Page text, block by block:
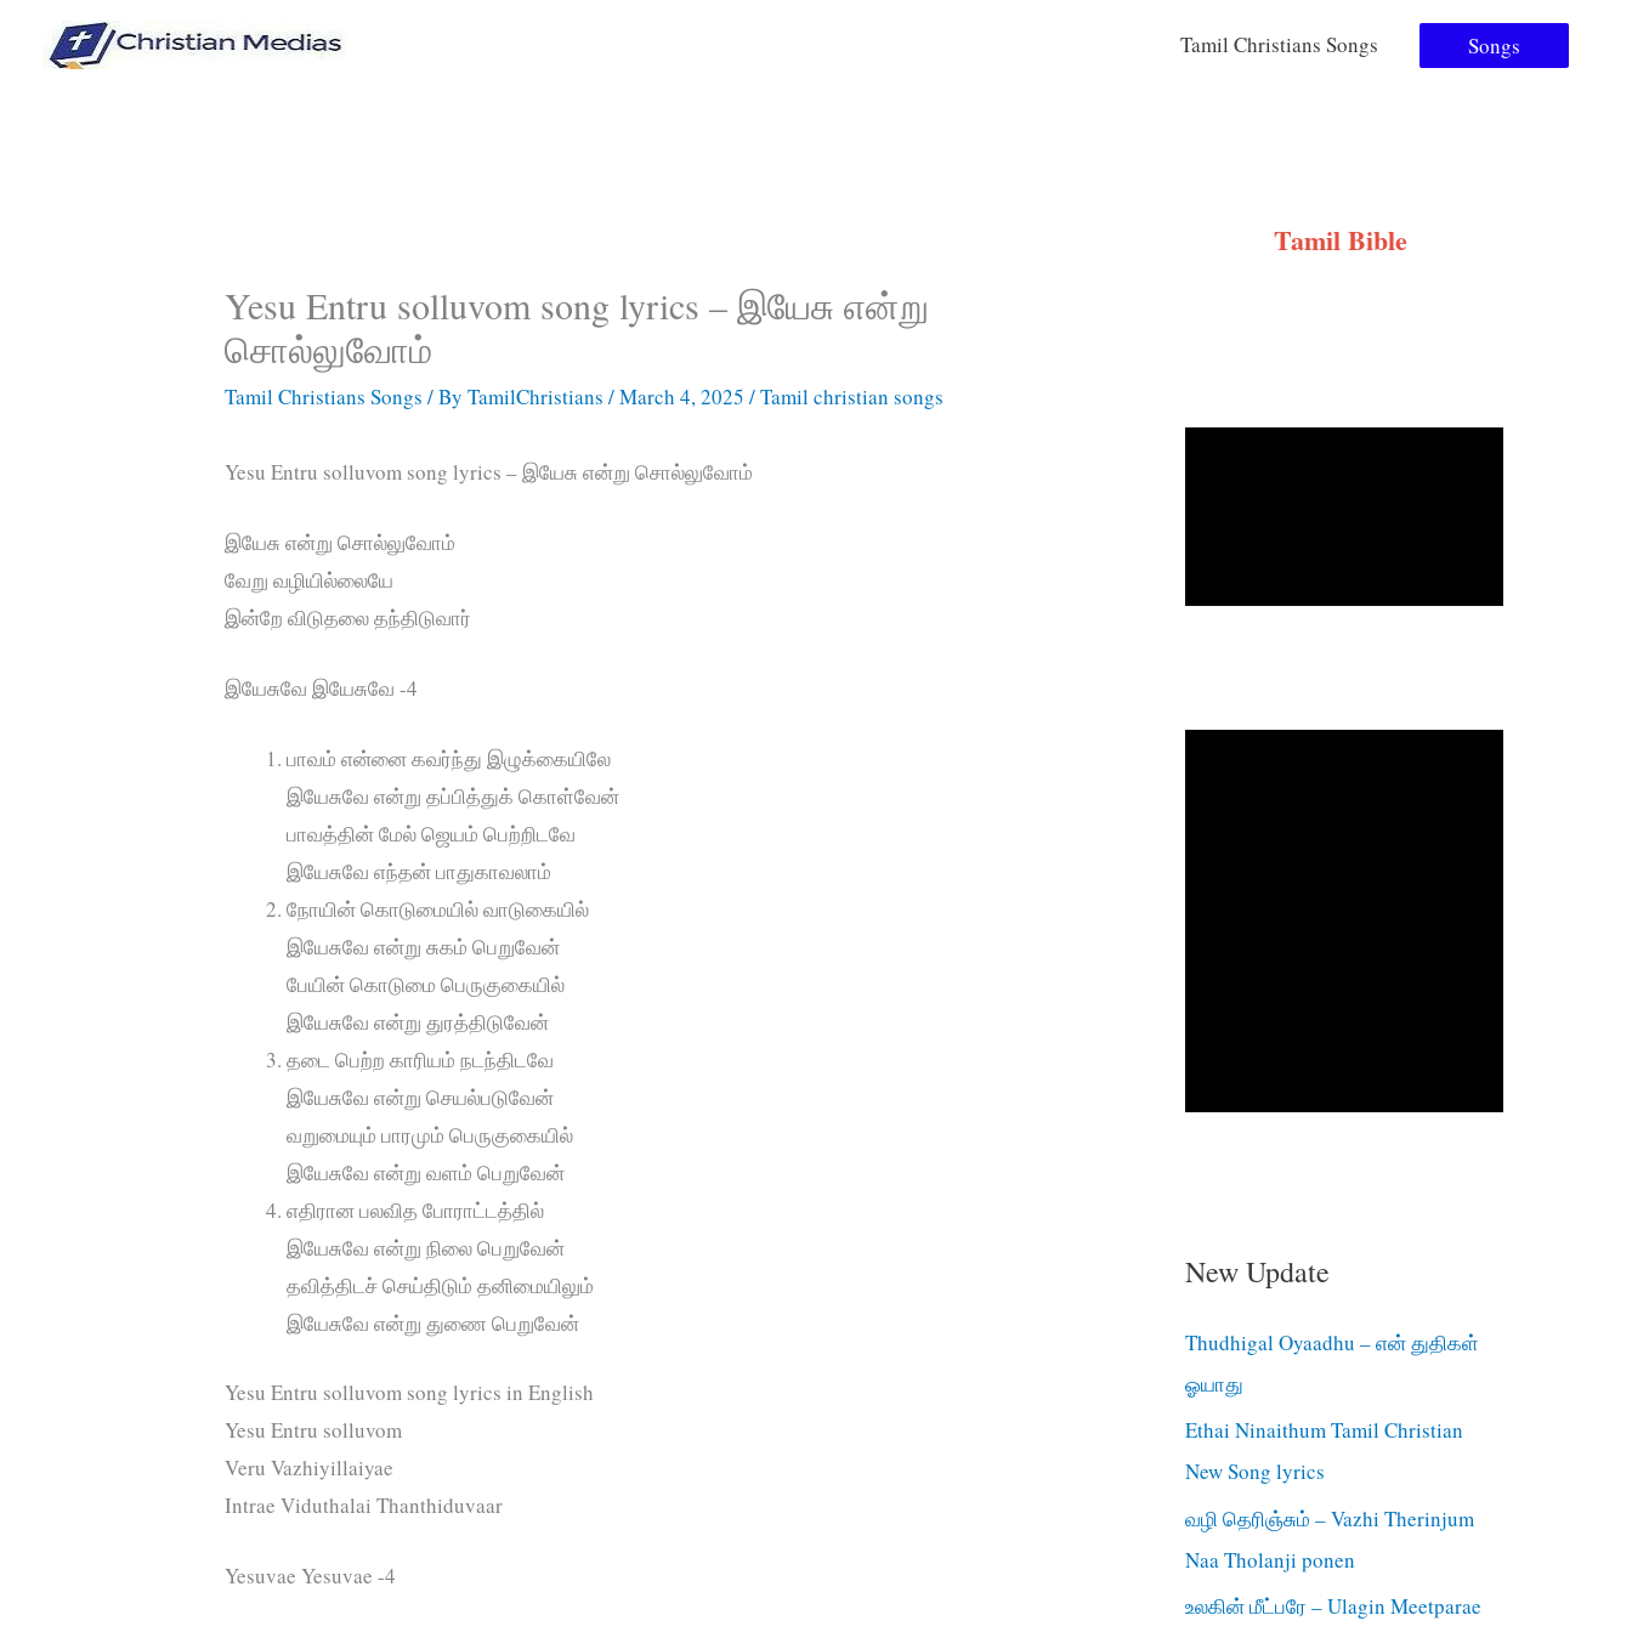
Tamil Christians Songs Songs
Yesu Entru solluvom song lyrics – இயேசு என்று
சொல்லுவோம்
Tamil Christians Songs / ByTamilChristians/March 4, 2025/Tamil christian songs
Yesu Entru solluvom song lyrics – இயேசு என்று சொல்லுவோம்
இயேசு என்று சொல்லுவோம்
வேறு வழியில்லையே
இன்றே விடுதலை தந்திடுவார்
இயேசுவே இயேசுவே -4
பாவம் என்னை கவர்ந்து இழுக்கையிலே
இயேசுவே என்று தப்பித்துக் கொள்வேன்
பாவத்தின் மேல் ஜெயம் பெற்றிடவே
இயேசுவே எந்தன் பாதுகாவலாம்
நோயின் கொடுமையில் வாடுகையில்
இயேசுவே என்று சுகம் பெறுவேன்
பேயின் கொடுமை பெருகுகையில்
இயேசுவே என்று துரத்திடுவேன்
தடை பெற்ற காரியம் நடந்திடவே
இயேசுவே என்று செயல்படுவேன்
வறுமையும் பாரமும் பெருகுகையில்
இயேசுவே என்று வளம் பெறுவேன்
எதிரான பலவித போராட்டத்தில்
இயேசுவே என்று நிலை பெறுவேன்
தவித்திடச் செய்திடும் தனிமையிலும்
இயேசுவே என்று துணை பெறுவேன்
Yesu Entru solluvom song lyrics in English
Yesu Entru solluvom
Veru Vazhiyillaiyae
Intrae Viduthalai Thanthiduvaar
Yesuvae Yesuvae -4
Tamil Bible
New Update
Thudhigal Oyaadhu – என் துதிகள்
ஓயாது
Ethai Ninaithum Tamil Christian
New Song lyrics
வழி தெரிஞ்சும் – Vazhi Therinjum
Naa Tholanji ponen
உலகின் மீட்பரே – Ulagin Meetparae